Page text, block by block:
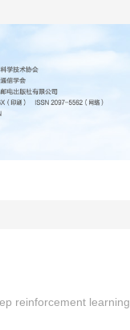
reinforcement learning